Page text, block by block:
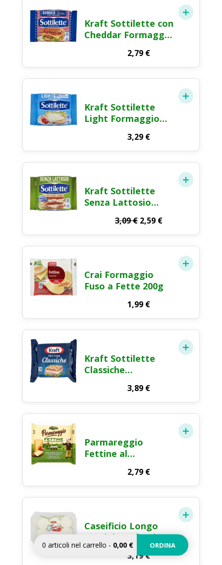
Kraft Sottilette con
Cheddar Formaggio
2,79 €
Kraft Sottilette
Light Formaggio
3,29 €
Kraft Sottilette
Senza Lattosio
Fette 200g
3,09€ Il
originale
era:
2,59 €Il
attuale
è:
2,59 €.
Crai Formaggio
Fuso a Fette 200g
1,99 €
Kraft Sottilette
Classiche
Fette 350g3,89 €
Parmareggio
Fettine al
Formaggio Fuso a
Fette 150g
2,79 €
Caseificio Longo
Tomini Confetti
Formaggio Fresco
3,19€
0 articoli nel carrello - 0,00 € ORDINA